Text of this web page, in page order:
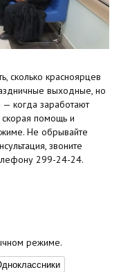
сколько красноярцев
выходные, но
когда заработают
помощь и
Не обрывайте
звоните
299-24-24.
режиме.